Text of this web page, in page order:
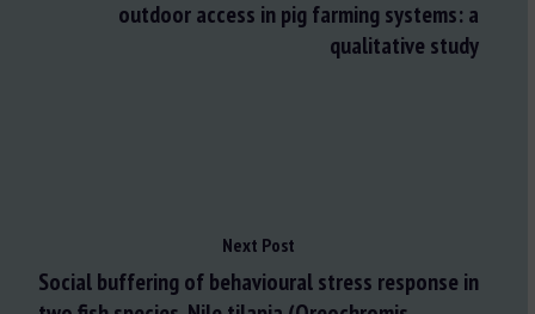
outdoor access in pig farming systems: a
qualitative study
Next Post
Social buffering of behavioural stress response in